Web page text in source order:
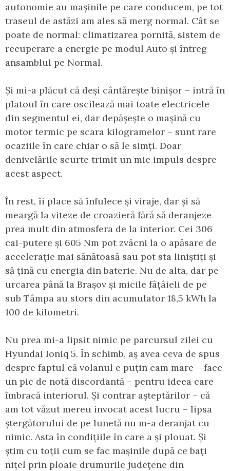
autonomie au mașinile pe care conducem, pe tot
traseul de astăzi am ales să merg normal. Cât se
poate de normal: climatizarea pornită, sistem de
recuperare a energie pe modul Auto și întreg
ansamblul pe Normal.
Și mi-a plăcut că deși cântărește binișor – intră în
platoul în care oscilează mai toate electricele
din segmentul ei, dar depășește o mașină cu
motor termic pe scara kilogramelor – sunt rare
ocaziile în care chiar o să le simți. Doar
denivelările scurte trimit un mic impuls despre
acest aspect.
În rest, îi place să înfulece și viraje, dar și să
meargă la viteze de croazieră fără să deranjeze
prea mult din atmosfera de la interior. Cei 306
cai-putere și 605 Nm pot zvâcni la o apăsare de
accelerație mai sănătoasă sau pot sta liniștiți și
să țină cu energia din baterie. Nu de alta, dar pe
urcarea până la Brașov și micile fâțâieli de pe
sub Tâmpa au stors din acumulator 18,5 kWh la
100 de kilometri.
Nu prea mi-a lipsit nimic pe parcursul zilei cu
Hyundai Ioniq 5. În schimb, aș avea ceva de spus
despre faptul că volanul e puțin cam mare – face
un pic de notă discordantă – pentru ideea care
îmbracă interiorul. Și contrar așteptărilor – că
am tot văzut mereu invocat acest lucru – lipsa
ștergătorului de pe lunetă nu m-a deranjat cu
nimic. Asta în condițiile în care a și plouat. Și
știm cu toții cum se fac mașinile după ce bați
nițel prin ploaie drumurile județene din